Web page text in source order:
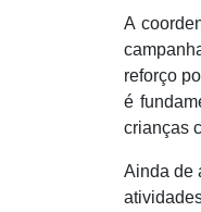
A
reforço
é
crianças
Ainda de